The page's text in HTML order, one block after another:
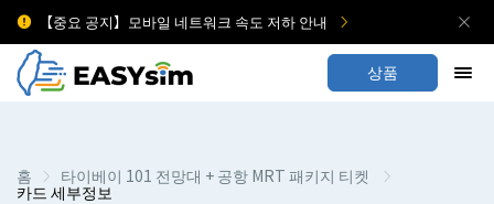
【중요 공지】모바일 네트워크 속도 저하 안내
상품
홈 타이베이 101 전망대 + 공항 MRT 패키지 티켓
카드 세부정보